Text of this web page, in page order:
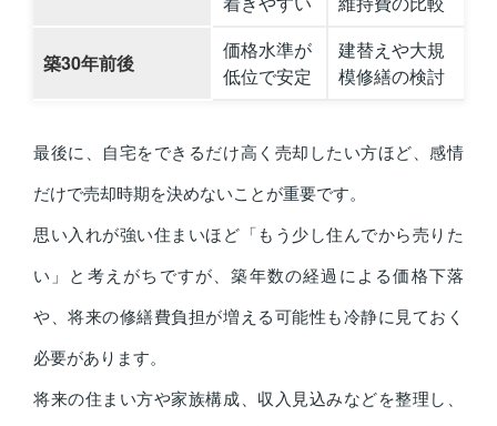
築30年前後
価格水準が
低位で安定
建替えや大規
模修繕の検討
最後に、自宅をできるだけ高く売却したい方ほど、感情
だけで売却時期を決めないことが重要です。
思い入れが強い住まいほど「もう少し住んでから売りた
い」と考えがちですが、築年数の経過による価格下落
や、将来の修繕費負担が増える可能性も冷静に見ておく
必要があります。
将来の住まい方や家族構成、収入見込みなどを整理し、